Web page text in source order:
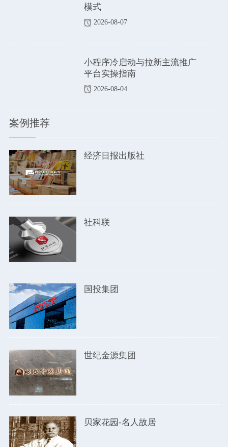
模式
2026-08-07
小程序冷启动与拉新主流推广
平台实操指南
2026-08-04
案例推荐
经济日报出版社
社科联
国投集团
世纪金源集团
贝家花园-名人故居